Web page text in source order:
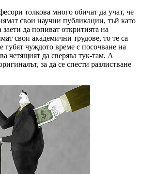
толкова много обичат да учат, че
свои научни публикации, тъй като
да попиват откритията на
свои академични трудове, то те са
губят чуждото време с посочване на
четящият да сверява тук-там. А
за да се спести разлистване